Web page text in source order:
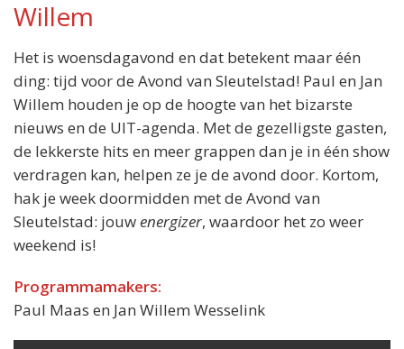
Willem
Het is woensdagavond en dat betekent maar één
ding: tijd voor de Avond van Sleutelstad! Paul en Jan
Willem houden je op de hoogte van het bizarste
nieuws en de UIT-agenda. Met de gezelligste gasten,
de lekkerste hits en meer grappen dan je in één show
verdragen kan, helpen ze je de avond door. Kortom,
hak je week doormidden met de Avond van
Sleutelstad: jouwenergizer, waardoor het zo weer
weekend is!
Programmamakers:
Paul Maas en Jan Willem Wesselink